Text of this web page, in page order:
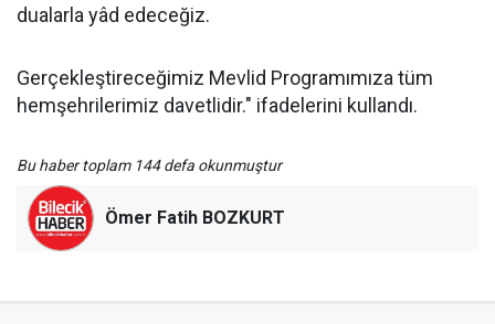
dualarla yâd edeceğiz.
Gerçekleştireceğimiz Mevlid Programımıza tüm
hemşehrilerimiz davetlidir." ifadelerini kullandı.
Bu haber toplam 144 defa okunmuştur
Ömer Fatih BOZKURT